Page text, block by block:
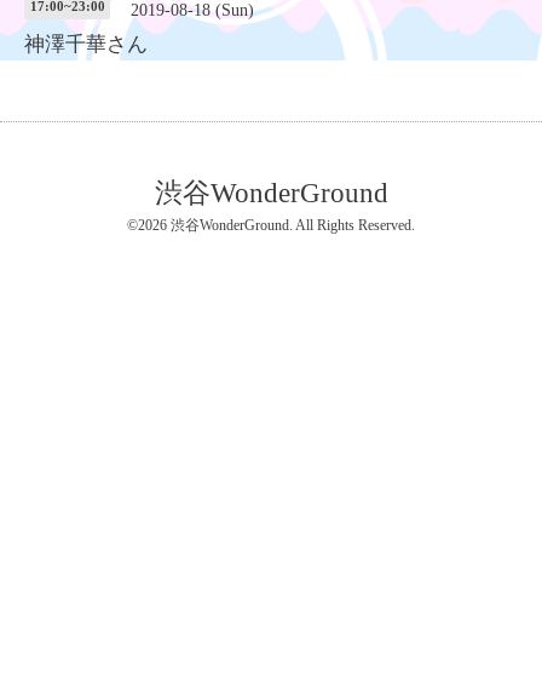
17:00~23:00 2019-08-18 (Sun)
神澤千華さん
渋谷WonderGround
©2026 渋谷WonderGround. All Rights Reserved.